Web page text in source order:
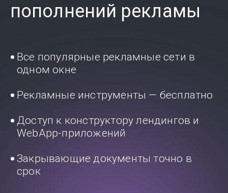
пополнений рекламы
Все популярные рекламные сети в
одном окне
Рекламные инструменты — бесплатно
Доступ к конструктору лендингов и
WebApp-приложений
Закрывающие документы точно в
срок